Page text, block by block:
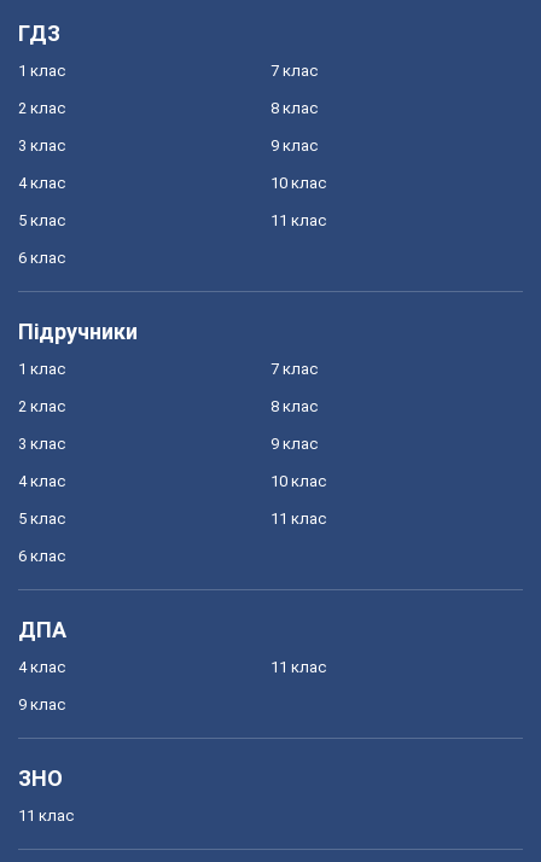
ГДЗ
1 клас
2 клас
3 клас
4 клас
5 клас
6 клас
7 клас
8 клас
9 клас
10 клас
11 клас
Підручники
1 клас
2 клас
3 клас
4 клас
5 клас
6 клас
7 клас
8 клас
9 клас
10 клас
11 клас
ДПА
4 клас
9 клас
11 клас
ЗНО
11 клас